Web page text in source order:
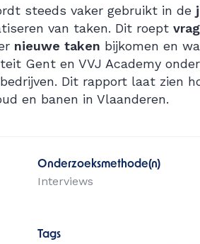
steeds vaker gebruikt in de
van taken. Dit roept
nieuwe taken bijkomen en
Gent en VVJ Academy
Dit rapport laat zien
en banen in Vlaanderen.
Onderzoeksmethode(n)
Interviews
Tags